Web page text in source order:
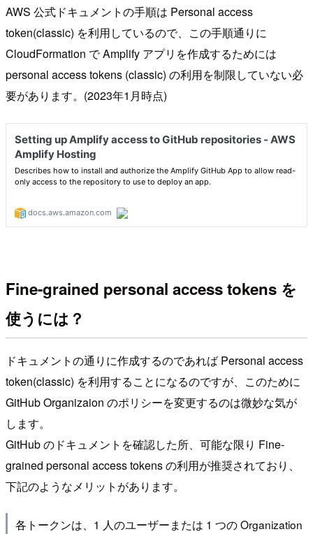
AWS 公式ドキュメントの手順は Personal access
token(classic) を利用しているので、この手順通りに
CloudFormation で Amplify アプリを作成するためには
personal access tokens (classic) の利用を制限していない必
要があります。(2023年1月時点)
Fine-grained personal access tokens を
使うには？
ドキュメントの通りに作成するのであれば Personal access
token(classic) を利用することになるのですが、このために
GitHub Organizaion のポリシーを変更するのは微妙な気が
します。
GitHub のドキュメントを確認した所、可能な限り Fine-
grained personal access tokens の利用が推奨されており、
下記のようなメリットがあります。
各トークンは、1 人のユーザーまたは 1 つの Organization